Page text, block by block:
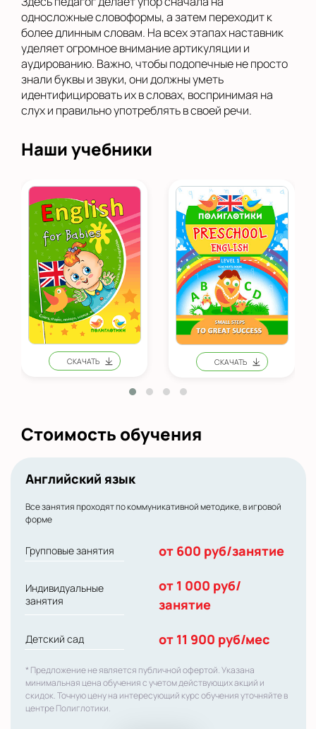
односложные словоформы, а затем переходит к
более длинным словам. На всех этапах наставник
уделяет огромное внимание артикуляции и
аудированию. Важно, чтобы подопечные не просто
знали буквы и звуки, они должны уметь
идентифицировать их в словах, воспринимая на
слух и правильно употреблять в своей речи.
Наши учебники
Стоимость обучения
Английский язык
Все занятия проходят по коммуникативной методике, в игровой
форме
Групповые занятия от 600 руб/занятие
Индивидуальные
занятия
от 1 000 руб/
занятие
Детский сад от 11 900 руб/мес
* Предложение не является публичной офертой. Указана
минимальная цена обучения с учетом действующих акций и
скидок. Точную цену на интересующий курс обучения уточняйте в
центре Полиглотики.